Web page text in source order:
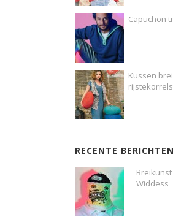
Capuchon
Kussen
RECENTE
Widdess